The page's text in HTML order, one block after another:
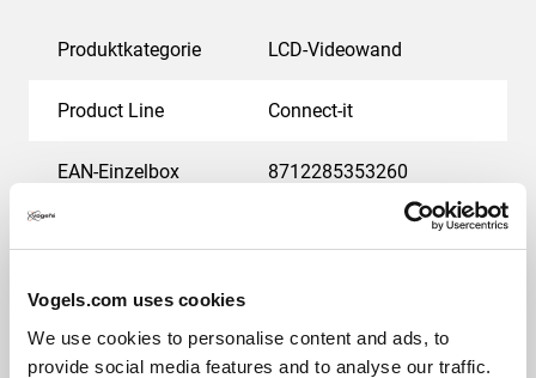
Vogels.com uses cookies
We use cookies to personalise content and ads, to
provide social media features and to analyse our traffic.
Produktkategorie LCD-Videowand
Product Line Connect-it
EAN-Einzelbox 8712285353260
Farbe
Verstellbare Tiefe